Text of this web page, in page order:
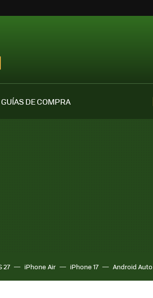
GUÍAS DE COMPRA
27 iPhone Air iPhone 17 Android Auto